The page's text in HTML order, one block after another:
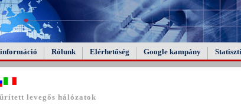
Rólunk Elérhetőség Google kampány
levegős hálózatok